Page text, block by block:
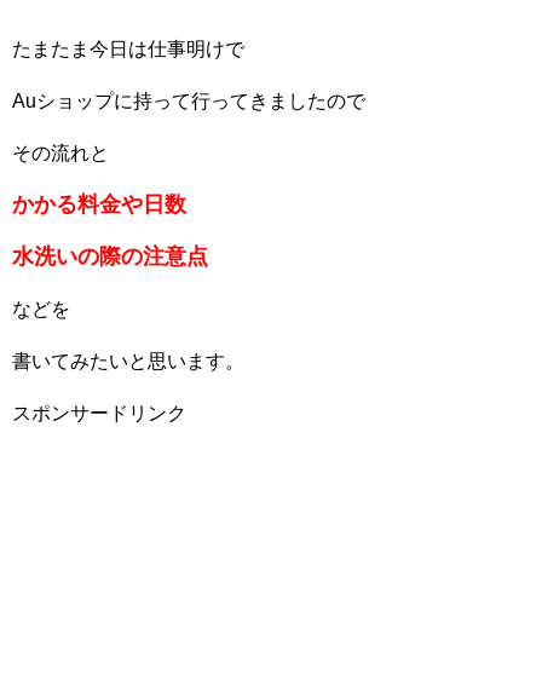
たまたま今日は仕事明けで
Auショップに持って行ってきましたので
その流れと
かかる料金や日数
水洗いの際の注意点
などを
書いてみたいと思います。
スポンサードリンク